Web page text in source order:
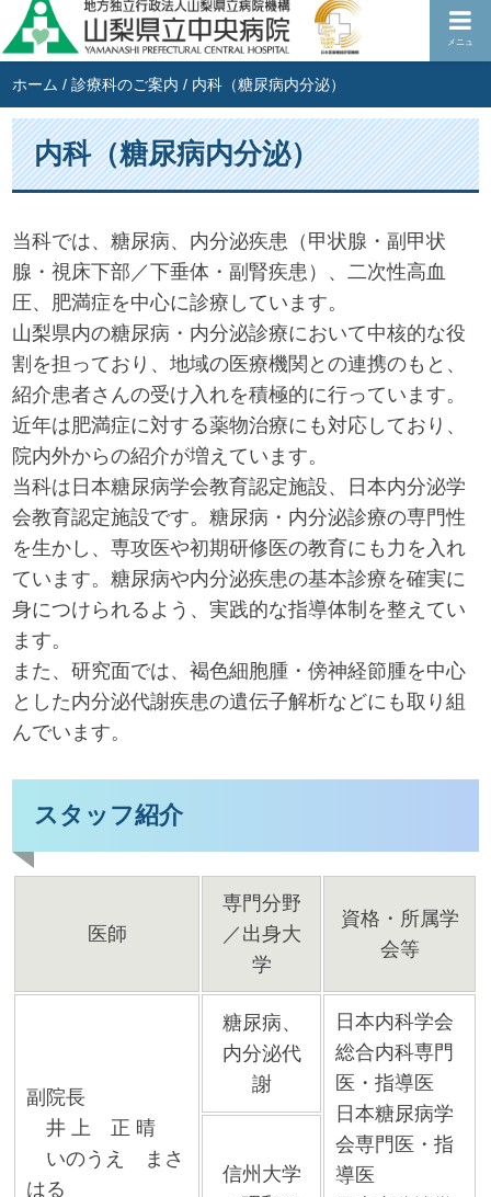
メニュ
ホーム /診療科のご案内 / 内科（糖尿病内分泌）
内科（糖尿病内分泌）
当科では、糖尿病、内分泌疾患（甲状腺・副甲状
腺・視床下部／下垂体・副腎疾患）、二次性高血
圧、肥満症を中心に診療しています。
山梨県内の糖尿病・内分泌診療において中核的な役
割を担っており、地域の医療機関との連携のもと、
紹介患者さんの受け入れを積極的に行っています。
近年は肥満症に対する薬物治療にも対応しており、
院内外からの紹介が増えています。
当科は日本糖尿病学会教育認定施設、日本内分泌学
会教育認定施設です。糖尿病・内分泌診療の専門性
を生かし、専攻医や初期研修医の教育にも力を入れ
ています。糖尿病や内分泌疾患の基本診療を確実に
身につけられるよう、実践的な指導体制を整えてい
ます。
また、研究面では、褐色細胞腫・傍神経節腫を中心
とした内分泌代謝疾患の遺伝子解析などにも取り組
んでいます。
スタッフ紹介
医師
専門分野
／出身大
学
資格・所属学
会等
副院長
井 上 正 晴
いのうえ まさ
はる
糖尿病、
内分泌代
謝
日本内科学会
総合内科専門
医・指導医
日本糖尿病学
会専門医・指
導医
信州大学